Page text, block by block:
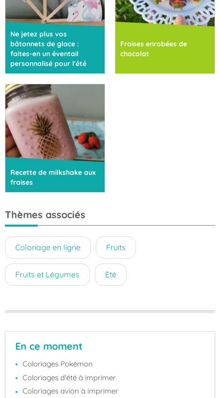
Ne jetez plus vos
bâtonnets de glace :
faites-en un éventail
personnalisé pour l'été
Fraises enrobées de
chocolat
Recette de milkshake aux
fraises
Thèmes associés
Coloriage en ligne Fruits
Fruits et Légumes Eté
En ce moment
Coloriages Pokémon
Coloriages d'été à imprimer
Coloriages avion à imprimer